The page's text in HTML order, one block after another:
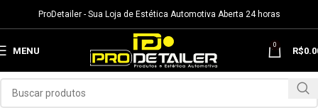
ProDetailer - Sua Loja de Estética Automotiva Aberta 24 horas
MENU
0
R$